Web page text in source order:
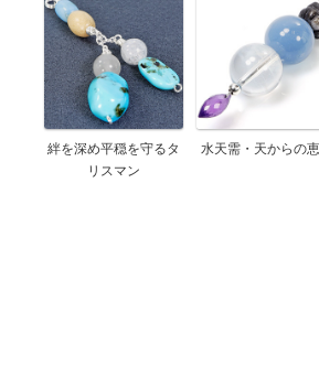
絆を深め平穏を守るタ
リスマン
水天需・天からの